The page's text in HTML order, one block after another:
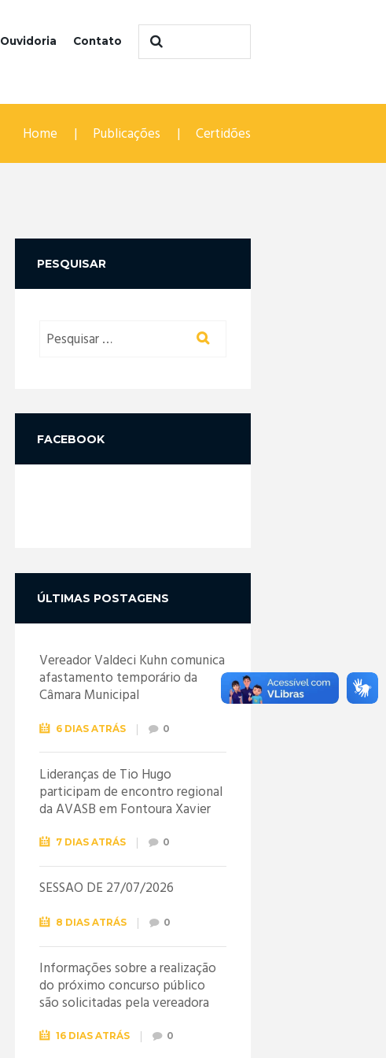
Ouvidoria Contato
Home Publicações Certidões
PESQUISAR
FACEBOOK
ÚLTIMAS POSTAGENS
Vereador Valdeci Kuhn comunica
afastamento temporário da
Câmara Municipal
6 DIAS ATRÁS 0
Lideranças de Tio Hugo
participam de encontro regional
da AVASB em Fontoura Xavier
7 DIAS ATRÁS 0
SESSÃO DE 27/07/2026
8 DIAS ATRÁS 0
Informações sobre a realização
do próximo concurso público
são solicitadas pela vereadora
16 DIAS ATRÁS 0